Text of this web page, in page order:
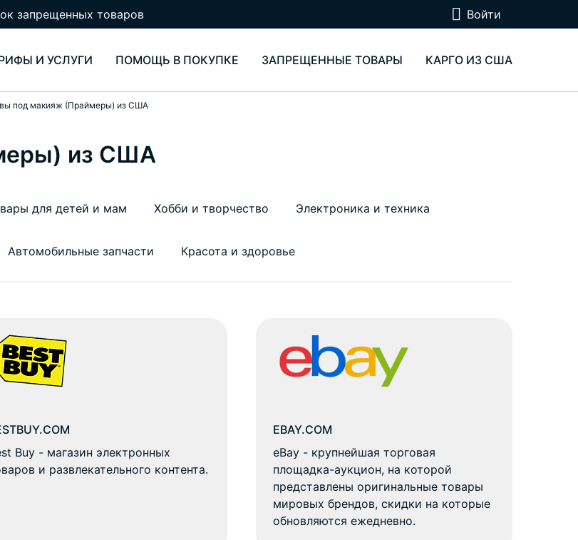
запрещенных товаров Войти
И УСЛУГИ ПОМОЩЬ В ПОКУПКЕ ЗАПРЕЩЕННЫЕ ТОВАРЫ КАРГО ИЗ США
под макияж (Праймеры) из США
из США
для детей и мам Хобби и творчество Электроника и техника
Автомобильные запчасти Красота и здоровье
Buy - магазин электронных
и развлекательного контента.
EBAY.COM
eBay - крупнейшая торговая
площадка-аукцион, на которой
представлены оригинальные товары
мировых брендов, скидки на которые
обновляются ежедневно.